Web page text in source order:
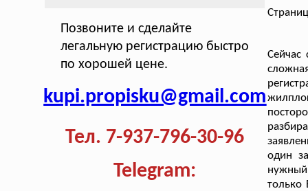
Позвоните и сделайте
легальную регистрацию быстро
по хорошей цене.
kupi.propisku@gmail.com
Тел. 7-937-796-30-96
Telegram:
Сейчас
один
только